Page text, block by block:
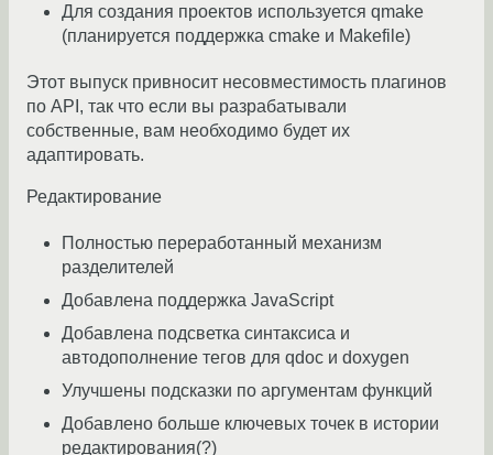
Для создания проектов используется qmake
(планируется поддержка cmake и Makefile)
Этот выпуск привносит несовместимость плагинов
по API, так что если вы разрабатывали
собственные, вам необходимо будет их
адаптировать.
Редактирование
Полностью переработанный механизм
разделителей
Добавлена поддержка JavaScript
Добавлена подсветка синтаксиса и
автодополнение тегов для qdoc и doxygen
Улучшены подсказки по аргументам функций
Добавлено больше ключевых точек в истории
редактирования(?)